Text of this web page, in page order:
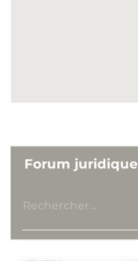
Forum juridique